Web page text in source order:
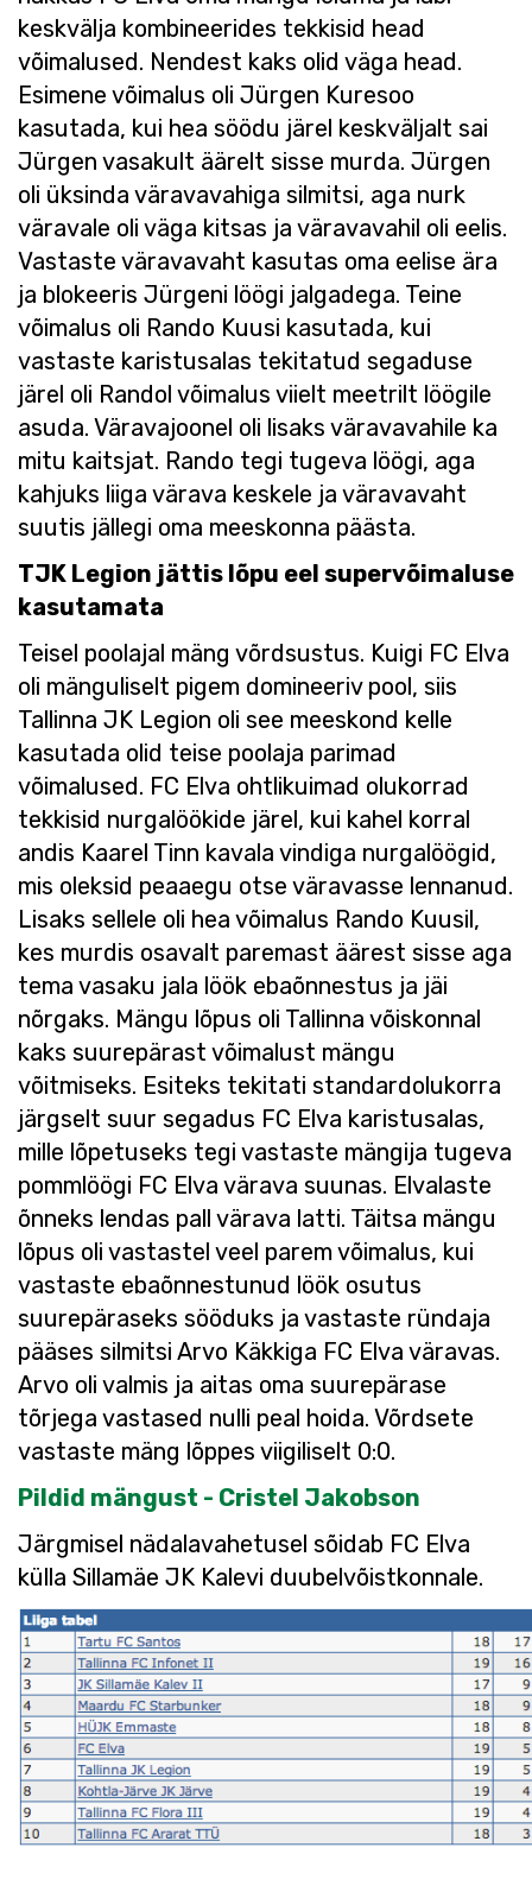
keskvälja kombineerides tekkisid head
võimalused. Nendest kaks olid väga head.
Esimene võimalus oli Jürgen Kuresoo
kasutada, kui hea söödu järel keskväljalt sai
Jürgen vasakult äärelt sisse murda. Jürgen
oli üksinda väravavahiga silmitsi, aga nurk
väravale oli väga kitsas ja väravavahil oli eelis.
Vastaste väravavaht kasutas oma eelise ära
ja blokeeris Jürgeni löögi jalgadega. Teine
võimalus oli Rando Kuusi kasutada, kui
vastaste karistusalas tekitatud segaduse
järel oli Randol võimalus viielt meetrilt löögile
asuda. Väravajoonel oli lisaks väravavahile ka
mitu kaitsjat. Rando tegi tugeva löögi, aga
kahjuks liiga värava keskele ja väravavaht
suutis jällegi oma meeskonna päästa.
TJK Legion jättis lõpu eel supervõimaluse
kasutamata
Teisel poolajal mäng võrdsustus. Kuigi FC Elva
oli mänguliselt pigem domineeriv pool, siis
Tallinna JK Legion oli see meeskond kelle
kasutada olid teise poolaja parimad
võimalused. FC Elva ohtlikuimad olukorrad
tekkisid nurgalöökide järel, kui kahel korral
andis Kaarel Tinn kavala vindiga nurgalöögid,
mis oleksid peaaegu otse väravasse lennanud.
Lisaks sellele oli hea võimalus Rando Kuusil,
kes murdis osavalt paremast äärest sisse aga
tema vasaku jala löök ebaõnnestus ja jäi
nõrgaks. Mängu lõpus oli Tallinna võiskonnal
kaks suurepärast võimalust mängu
võitmiseks. Esiteks tekitati standardolukorra
järgselt suur segadus FC Elva karistusalas,
mille lõpetuseks tegi vastaste mängija tugeva
pommlöögi FC Elva värava suunas. Elvalaste
õnneks lendas pall värava latti. Täitsa mängu
lõpus oli vastastel veel parem võimalus, kui
vastaste ebaõnnestunud löök osutus
suurepäraseks sööduks ja vastaste ründaja
pääses silmitsi Arvo Käkkiga FC Elva väravas.
Arvo oli valmis ja aitas oma suurepärase
tõrjega vastased nulli peal hoida. Võrdsete
vastaste mäng lõppes viigiliselt 0:0.
Pildid mängust - Cristel Jakobson
Järgmisel nädalavahetusel sõidab FC Elva
külla Sillamäe JK Kalevi duubelvõistkonnale.